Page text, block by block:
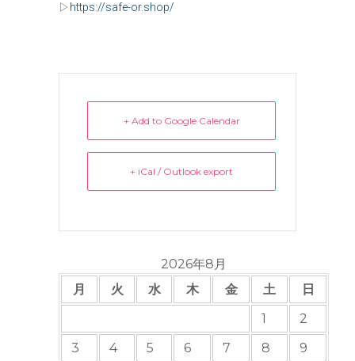
▷ https://safe-or.shop/
+ Add to Google Calendar
+ iCal / Outlook export
2026年8月
月
火 水 木 金 土
日
1
2
3
4 5 6 7 8
9